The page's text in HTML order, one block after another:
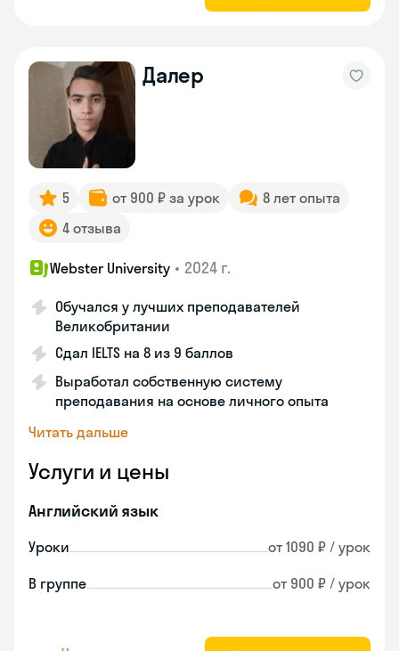
Далер
5 от 900 ₽ за урок
8 лет опыта
4 отзыва
Webster University • 2024 г.
Обучался у лучших преподавателей
Великобритании
Сдал IELTS на 8 из 9 баллов
Выработал собственную систему
преподавания на основе личного опыта
Читать дальше
Услуги и цены
Английский язык
Уроки от 1090 ₽ / урок
В группе от 900 ₽ / урок